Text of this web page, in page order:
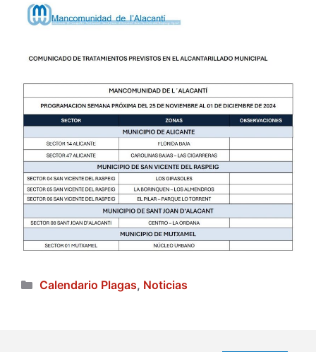
Categorías
Calendario Plagas, Noticias